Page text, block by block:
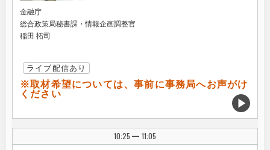
金融庁
総合政策局秘書課・情報企画調整官
稲田 拓司
ライブ配信あり
※取材希望については、事前に事務局へお声がけ
ください
10:25 | 11:05